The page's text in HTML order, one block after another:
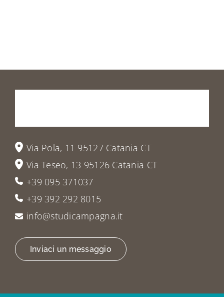
Via Pola, 11 95127 Catania CT
Via Teseo, 13 95126 Catania CT
+39 095 371037
+39 392 292 8015
info@studicampagna.it
Inviaci un messaggio